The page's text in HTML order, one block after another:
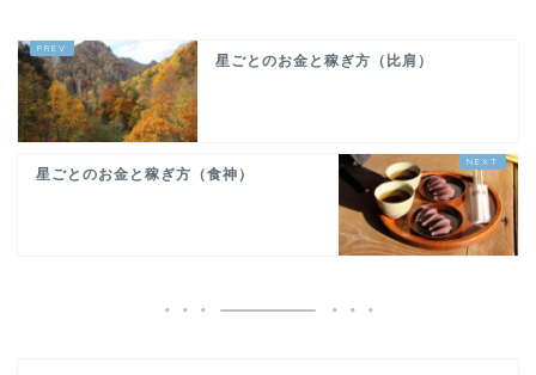
星ごとのお金と稼ぎ方（比肩）
星ごとのお金と稼ぎ方（食神）